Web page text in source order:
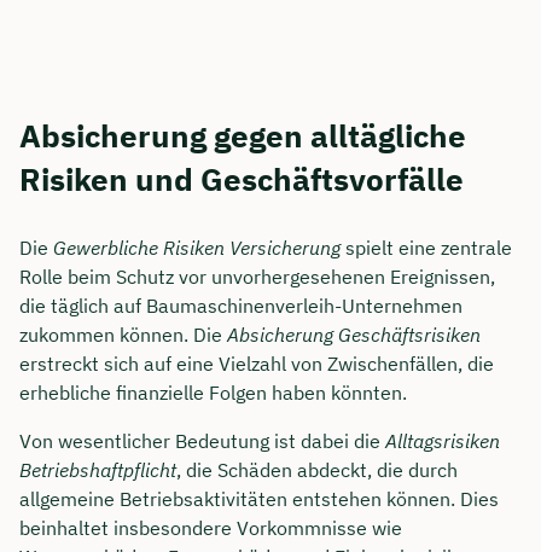
Absicherung gegen alltägliche
Risiken und Geschäftsvorfälle
Die Gewerbliche Risiken Versicherungspielt eine zentrale
Rolle beim Schutz vor unvorhergesehenen Ereignissen,
die täglich auf Baumaschinenverleih-Unternehmen
zukommen können. Die Absicherung Geschäftsrisiken
erstreckt sich auf eine Vielzahl von Zwischenfällen, die
erhebliche finanzielle Folgen haben könnten.
Von wesentlicher Bedeutung ist dabei die Alltagsrisiken
Betriebshaftpflicht, die Schäden abdeckt, die durch
allgemeine Betriebsaktivitäten entstehen können. Dies
beinhaltet insbesondere Vorkommnisse wie